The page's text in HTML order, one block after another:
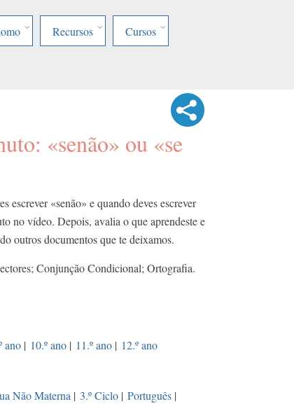
Recursos Cursos
«senão» ou «se
escrever «senão» e quando deves escrever
no vídeo. Depois, avalia o que aprendeste e
outros documentos que te deixamos.
Conjunção Condicional; Ortografia.
ano | 10.º ano | 11.º ano | 12.º ano
Não Materna | 3.º Ciclo | Português |